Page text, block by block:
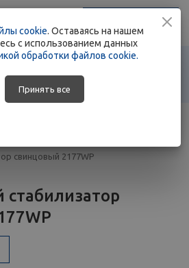
01 76
Заказать звонок
свинцовый 2177WP
cookie. Оставаясь на нашем
с использованием данных
обработки файлов cookie.
Принять все